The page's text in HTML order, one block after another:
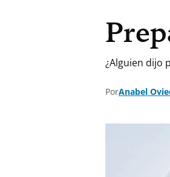
¿Alguien dijo
PorAnabel